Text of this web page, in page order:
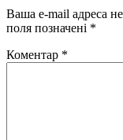
Ваша e-mail адреса
поля позначені *
Коментар *